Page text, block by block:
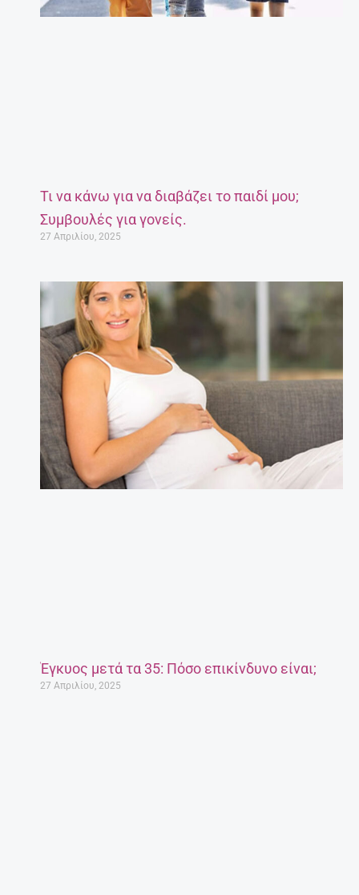
Τι να κάνω για να διαβάζει το παιδί μου;
Συμβουλές για γονείς.
27 Απριλίου, 2025
Έγκυος μετά τα 35: Πόσο επικίνδυνο είναι;
27 Απριλίου, 2025